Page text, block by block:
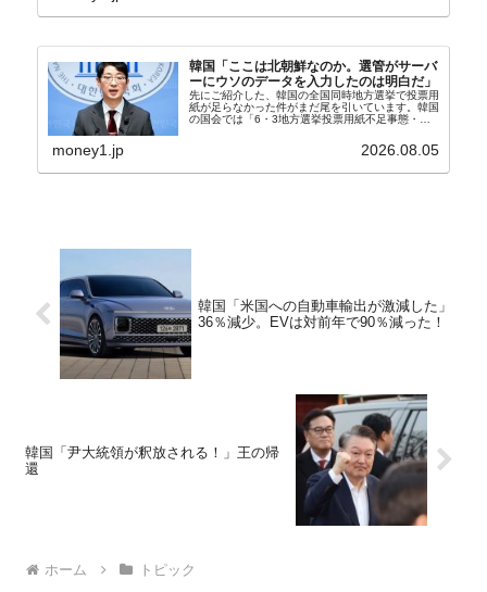
韓国「ここは北朝鮮なのか。選管がサーバ
ーにウソのデータを入力したのは明白だ」
先にご紹介した、韓国の全国同時地方選挙で投票用
紙が足らなかった件がまだ尾を引いています。韓国
の国会では「6・3地方選挙投票用紙不足事態・国
す。『国民の力』の朱晋佑（チュ・ジヌ）議員はそ
money1.jp 2026.08.05
韓国「米国への自動車輸出が激減した」
36％減少。EVは対前年で90％減った！
韓国「尹大統領が釈放される！」王の帰
還
ホーム トピック